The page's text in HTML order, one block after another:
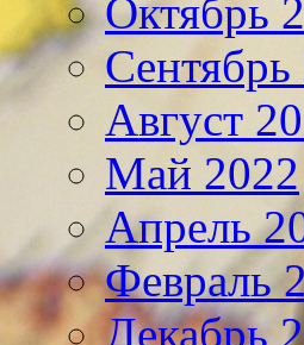
Октябрь
Август
Май 2022
Апрель
Февраль
Декабрь